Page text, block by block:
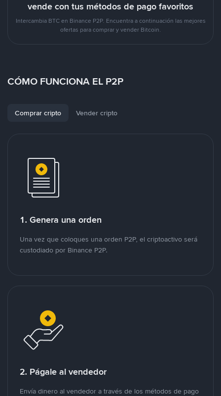
vende con tus métodos de pago favoritos
Intercambia BTC en Binance P2P. Encuentra a continuación las mejores
ofertas para comprar y vender Bitcoin.
CÓMO FUNCIONA EL P2P
Comprar cripto Vender cripto
1. Genera una orden
Una vez que coloques una orden P2P, el criptoactivo será
custodiado por Binance P2P.
2. Págale al vendedor
Envía dinero al vendedor a través de los métodos de pago